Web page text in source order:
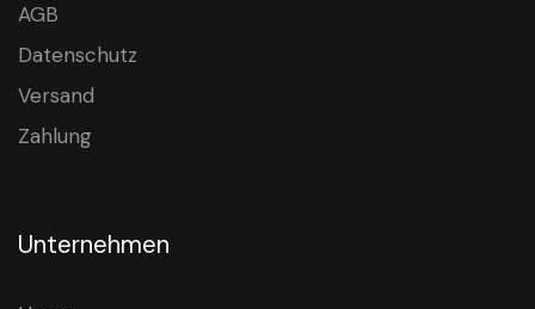
AGB
Datenschutz
Versand
Zahlung
Unternehmen